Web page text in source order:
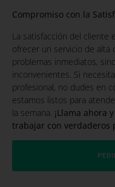
Compromiso con la
La satisfacción del cliente
ofrecer un servicio de alta
problemas inmediatos,
inconvenientes. Si
profesional, no dudes en
estamos listos para
la semana. ¡Llama ahora
trabajar con verdaderos